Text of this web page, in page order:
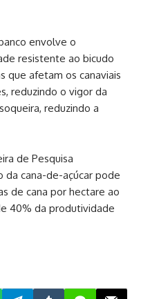
envolve o
resistente ao bicudo
que afetam os canaviais
reduzindo o vigor da
reduzindo a
de Pesquisa
da cana-de-açúcar pode
de cana por hectare ao
40% da produtividade